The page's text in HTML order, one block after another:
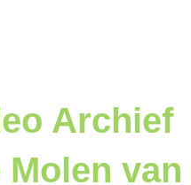
Archief
van